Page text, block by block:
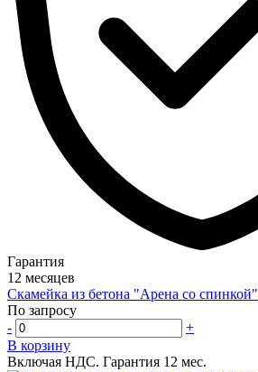
Гарантия
12 месяцев
Скамейка из бетона "Арена со спинкой"
По запросу
-
+
В корзину
Включая НДС. Гарантия 12 мес.